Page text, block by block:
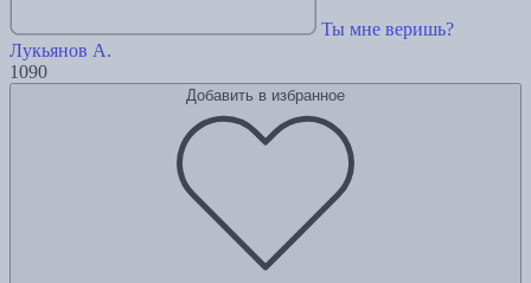
Ты мне веришь?
Лукьянов А.
1090
Добавить в избранное